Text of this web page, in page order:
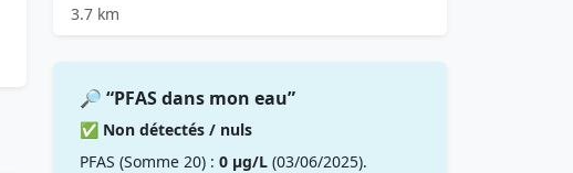
3.7 km
🔎 “PFAS dans mon eau”
✅ Non détectés / nuls
PFAS (Somme 20) : 0 µg/L (03/06/2025).